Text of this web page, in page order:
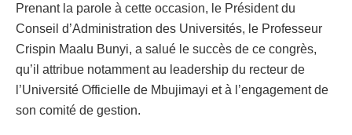
Prenant la parole à cette occasion, le Président du
Conseil d’Administration des Universités, le Professeur
Crispin Maalu Bunyi, a salué le succès de ce congrès,
qu’il attribue notamment au leadership du recteur de
l’Université Officielle de Mbujimayi et à l’engagement de
son comité de gestion.